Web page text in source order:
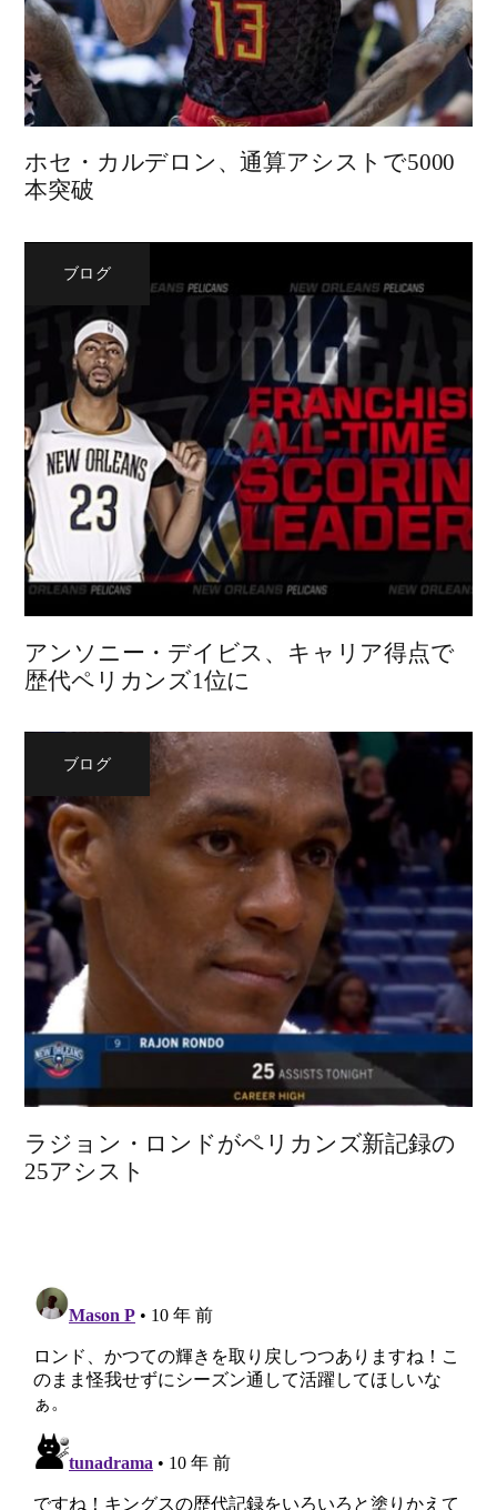
ホセ・カルデロン、通算アシストで5000
本突破
ブログ
アンソニー・デイビス、キャリア得点で
歴代ペリカンズ1位に
ブログ
ラジョン・ロンドがペリカンズ新記録の
25アシスト